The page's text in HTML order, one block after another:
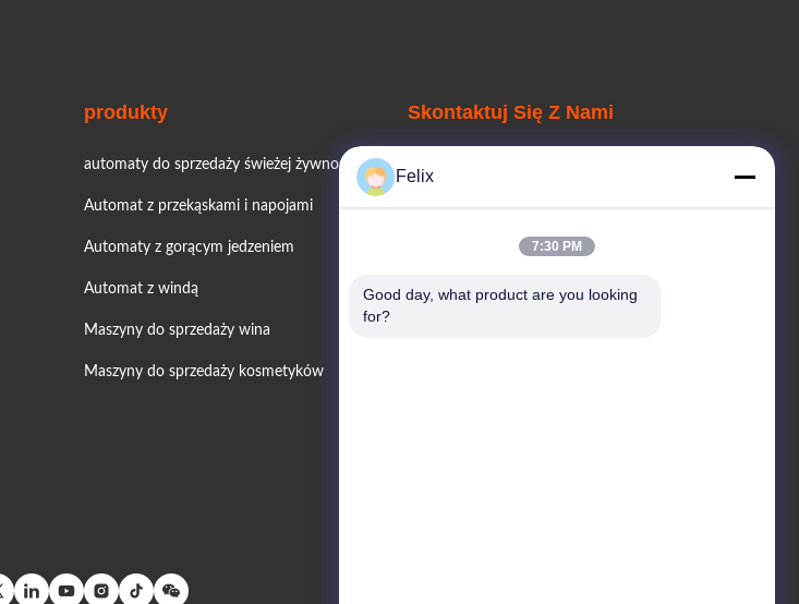
produkty
automaty do sprzedaży świeżej żywności
Automat z przekąskami i napojami
Automaty z gorącym jedzeniem
Automat z windą
Maszyny do sprzedaży wina
Maszyny do sprzedaży kosmetyków
Skontaktuj Się Z Nami
Felix
7:30 PM
Good day, what product are you looking
for?